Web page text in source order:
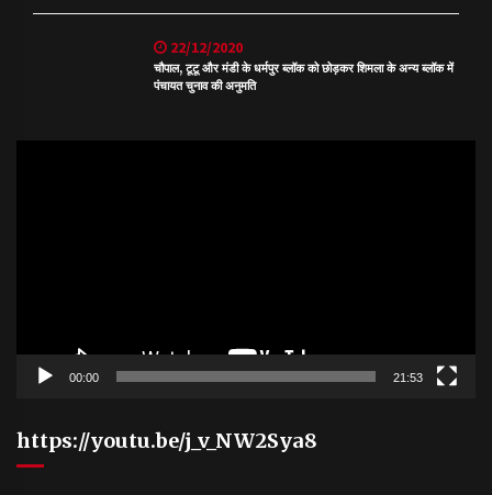
22/12/2020
चौपाल, टूटू और मंडी के धर्मपुर ब्लॉक को छोड़कर शिमला के अन्य ब्लॉक में
पंचायत चुनाव की अनुमति
00:00 21:53
https://youtu.be/j_v_NW2Sya8